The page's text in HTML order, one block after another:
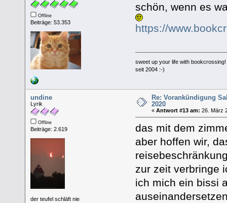
Offline
Beiträge: 53.353
schön, wenn es
https://
sweet up your life with bookcrossing!
seit 2004 :-)
undine
Lyrik
Offline
Beiträge: 2.619
der teufel schläft nie
Re: Vorankündigung
2020
«Antwort #13 am: 26. März
das mit dem
aber hoffen wir,
zur zeit verbringe
ich mich ein bissi